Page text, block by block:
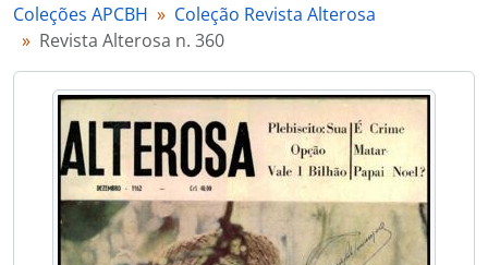
Coleções APCBH
Coleção Revista Alterosa
Revista Alterosa n. 360